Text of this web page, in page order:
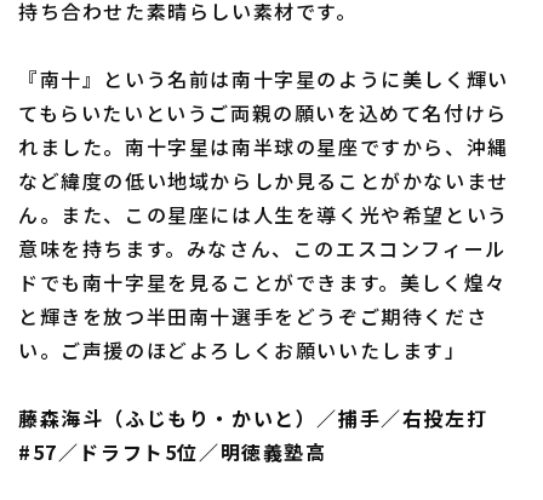
持ち合わせた素晴らしい素材です。
『南十』という名前は南十字星のように美しく輝い
てもらいたいというご両親の願いを込めて名付けら
れました。南十字星は南半球の星座ですから、沖縄
など緯度の低い地域からしか見ることがかないませ
ん。また、この星座には人生を導く光や希望という
意味を持ちます。みなさん、このエスコンフィール
ドでも南十字星を見ることができます。美しく煌々
と輝きを放つ半田南十選手をどうぞご期待くださ
い。ご声援のほどよろしくお願いいたします」
藤森海斗（ふじもり・かいと）／捕手／右投左打
#57／ドラフト5位／明徳義塾高